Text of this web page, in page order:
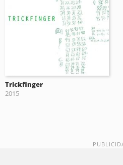
Trickfinger
2015